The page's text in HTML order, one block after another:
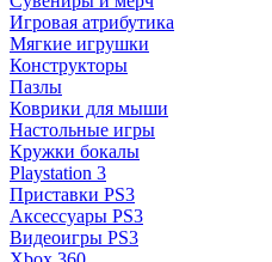
Игровая атрибутика
Мягкие игрушки
Конструкторы
Пазлы
Коврики для мыши
Настольные игры
Кружки бокалы
Playstation 3
Приставки PS3
Аксессуары PS3
Видеоигры PS3